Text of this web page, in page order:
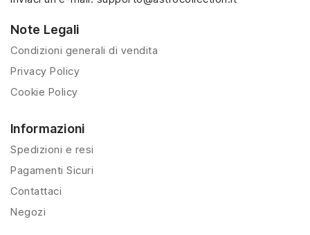
Note Legali
Condizioni generali di vendita
Privacy Policy
Cookie Policy
Informazioni
Spedizioni e resi
Pagamenti Sicuri
Contattaci
Negozi